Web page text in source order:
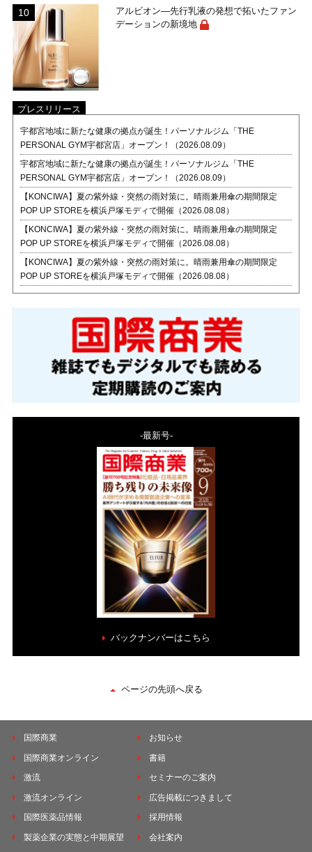
アルビオン―先行乳液の発想で拓いたファン
デーションの新境地
プレスリリース
宇都宮地域に新たな健康の拠点が誕生！パーソナルジム「THE
PERSONAL GYM宇都宮店」オープン！（2026.08.09）
宇都宮地域に新たな健康の拠点が誕生！パーソナルジム「THE
PERSONAL GYM宇都宮店」オープン！（2026.08.09）
【KONCIWA】夏の紫外線・突然の雨対策に。晴雨兼用傘の期間限定
POP UP STOREを横浜戸塚モディで開催（2026.08.08）
【KONCIWA】夏の紫外線・突然の雨対策に。晴雨兼用傘の期間限定
POP UP STOREを横浜戸塚モディで開催（2026.08.08）
【KONCIWA】夏の紫外線・突然の雨対策に。晴雨兼用傘の期間限定
POP UP STOREを横浜戸塚モディで開催（2026.08.08）
-最新号-
バックナンバーはこちら
ページの先頭へ戻る
国際商業
国際商業オンライン
激流
激流オンライン
国際医薬品情報
製薬企業の実態と中期展望
お知らせ
書籍
セミナーのご案内
広告掲載につきまして
採用情報
会社案内